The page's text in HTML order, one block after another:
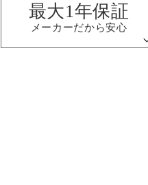
最大1年保証
メーカーだから安心